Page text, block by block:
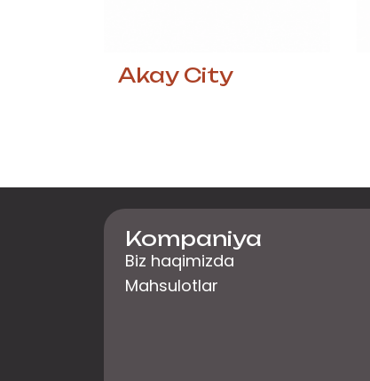
Akay City
Kompaniya
Biz haqimizda
Mahsulotlar